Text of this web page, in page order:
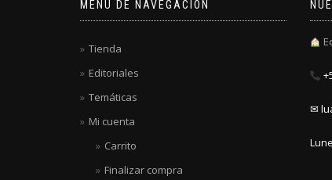
MENÚ DE NAVEGACIÓN
Tienda
Editoriales
Temáticas
Mi cuenta
Carrito
Finalizar compra
✉